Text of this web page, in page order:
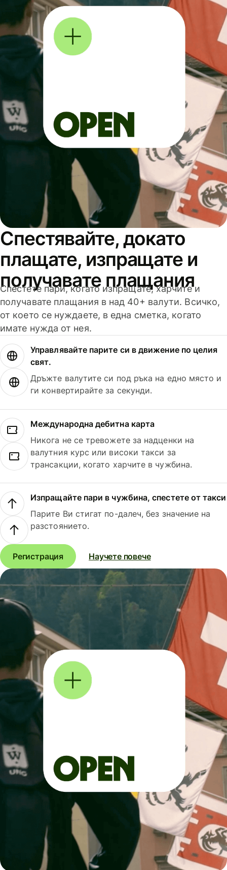
Спестявайте, докато
плащате, изпращате и
получавате плащания
Спестете пари, когато изпращате, харчите и
получавате плащания в над 40+ валути. Всичко,
от което се нуждаете, в една сметка, когато
имате нужда от нея.
Управлявайте парите си в движение по целия
свят.
Дръжте валутите си под ръка на едно място и
ги конвертирайте за секунди.
Международна дебитна карта
Никога не се тревожете за надценки на
валутния курс или високи такси за
трансакции, когато харчите в чужбина.
Изпращайте пари в чужбина, спестете от такси
Парите Ви стигат по-далеч, без значение на
разстоянието.
Регистрация Научете повече